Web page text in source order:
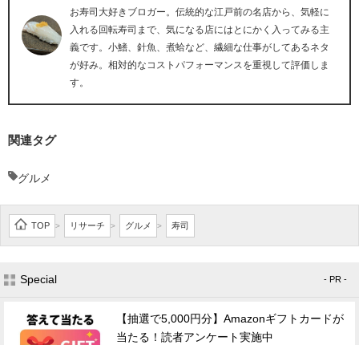
お寿司大好きブロガー。伝統的な江戸前の名店から、気軽に
入れる回転寿司まで、気になる店にはとにかく入ってみる主
義です。小鰭、針魚、煮蛤など、繊細な仕事がしてあるネタ
が好み。相対的なコストパフォーマンスを重視して評価しま
す。
関連タグ
グルメ
TOP > リサーチ > グルメ > 寿司
Special - PR -
【抽選で5,000円分】Amazonギフトカードが
当たる！読者アンケート実施中